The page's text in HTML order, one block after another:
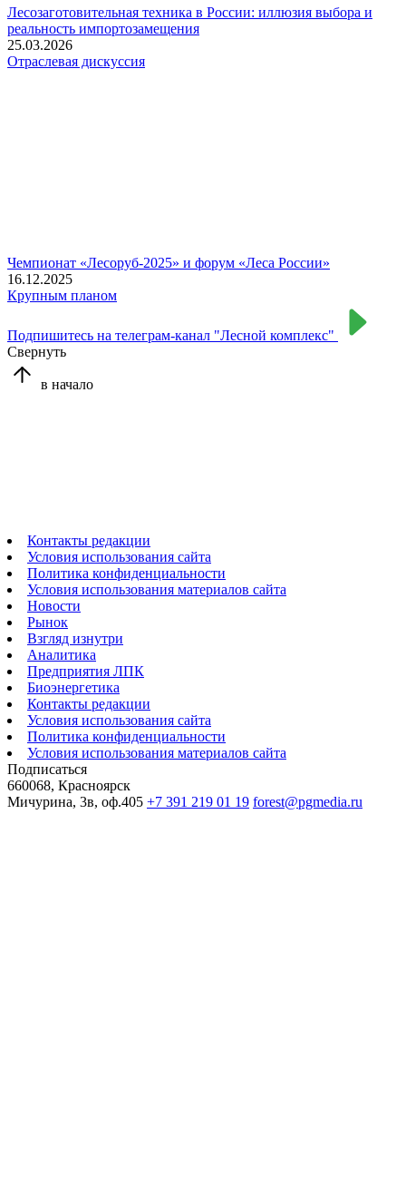
Лесозаготовительная техника в России: иллюзия выбора и
реальность импортозамещения
25.03.2026
Отраслевая дискуссия
Чемпионат «Лесоруб-2025» и форум «Леса России»
16.12.2025
Крупным планом
Подпишитесь на телеграм-канал "Лесной комплекс"
Свернуть
в начало
Контакты редакции
Условия использования сайта
Политика конфиденциальности
Условия использования материалов сайта
Новости
Рынок
Взгляд изнутри
Аналитика
Предприятия ЛПК
Биоэнергетика
Контакты редакции
Условия использования сайта
Политика конфиденциальности
Условия использования материалов сайта
Подписаться
660068, Красноярск
Мичурина, 3в, оф.405 +7 391 219 01 19 forest@pgmedia.ru